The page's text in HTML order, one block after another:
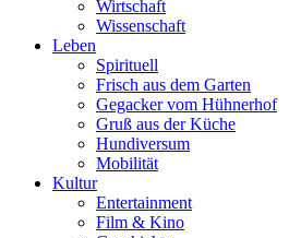
Wirtschaft
Wissenschaft
Leben
Spirituell
Frisch aus dem Garten
Gegacker vom Hühnerhof
Gruß aus der Küche
Hundiversum
Mobilität
Kultur
Entertainment
Film & Kino